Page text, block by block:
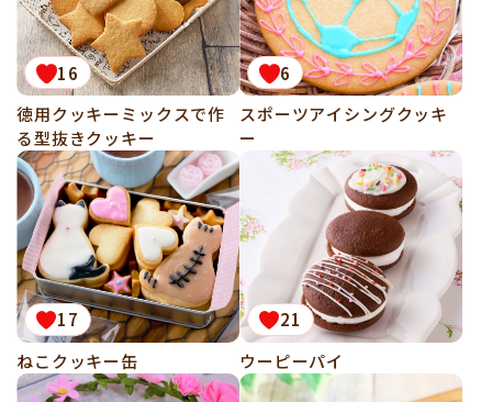
16
徳用クッキーミックスで作
る型抜きクッキー
6
スポーツアイシングクッキ
ー
17
ねこクッキー缶
21
ウーピーパイ